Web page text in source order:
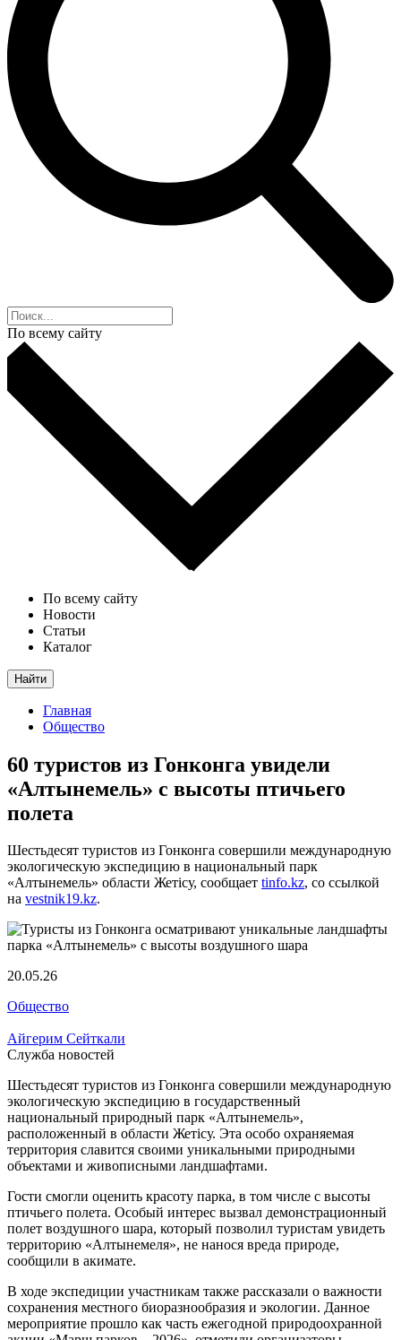
По всему сайту
По всему сайту
Новости
Статьи
Каталог
Найти
Главная
Общество
60 туристов из Гонконга увидели
«Алтынемель» с высоты птичьего
полета
Шестьдесят туристов из Гонконга совершили международную
экологическую экспедицию в национальный парк
«Алтынемель» области Жетісу, сообщает tinfo.kz, со ссылкой
на vestnik19.kz.
20.05.26
Общество
Айгерим Сейткали
Служба новостей
Шестьдесят туристов из Гонконга совершили международную
экологическую экспедицию в государственный
национальный природный парк «Алтынемель»,
расположенный в области Жетісу. Эта особо охраняемая
территория славится своими уникальными природными
объектами и живописными ландшафтами.
Гости смогли оценить красоту парка, в том числе с высоты
птичьего полета. Особый интерес вызвал демонстрационный
полет воздушного шара, который позволил туристам увидеть
территорию «Алтынемеля», не нанося вреда природе,
сообщили в акимате.
В ходе экспедиции участникам также рассказали о важности
сохранения местного биоразнообразия и экологии. Данное
мероприятие прошло как часть ежегодной природоохранной